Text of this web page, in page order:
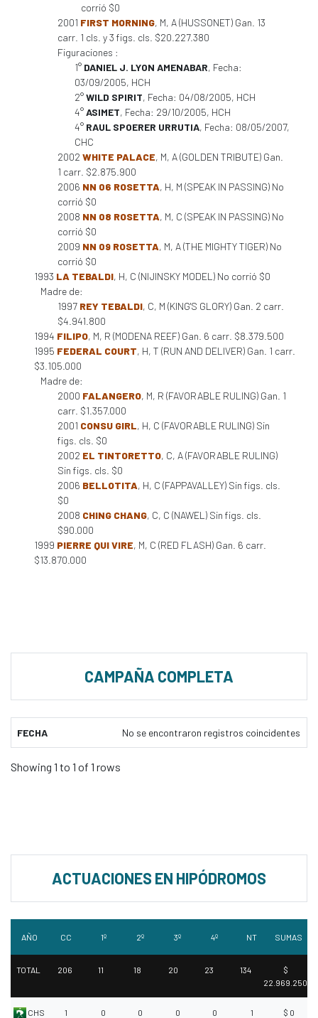
corrió $0
2001 FIRST MORNING, M, A (HUSSONET) Gan. 13
carr. 1 cls. y 3 figs. cls. $20.227.380
Figuraciones :
1° DANIEL J. LYON AMENABAR, Fecha:
03/09/2005, HCH
2°WILD SPIRIT, Fecha: 04/08/2005, HCH
4°ASIMET, Fecha: 29/10/2005, HCH
4° RAUL SPOERER URRUTIA, Fecha: 08/05/2007,
CHC
2002 WHITE PALACE, M, A (GOLDEN TRIBUTE) Gan.
1 carr. $2.875.900
2006 NN 06 ROSETTA, H, M (SPEAK IN PASSING) No
corrió $0
2008 NN 08 ROSETTA, M, C (SPEAK IN PASSING) No
corrió $0
2009 NN 09 ROSETTA, M, A (THE MIGHTY TIGER) No
corrió $0
1993 LA TEBALDI, H, C (NIJINSKY MODEL) No corrió $0
Madre de:
1997 REY TEBALDI, C, M (KING'S GLORY) Gan. 2 carr.
$4.941.800
1994 FILIPO, M, R (MODENA REEF) Gan. 6 carr. $8.379.500
1995 FEDERAL COURT, H, T (RUN AND DELIVER) Gan. 1 carr.
$3.105.000
Madre de:
2000 FALANGERO, M, R (FAVORABLE RULING) Gan. 1
carr. $1.357.000
2001 CONSU GIRL, H, C (FAVORABLE RULING) Sin
figs. cls. $0
2002 EL TINTORETTO, C, A (FAVORABLE RULING)
Sin figs. cls. $0
2006 BELLOTITA, H, C (FAPPAVALLEY) Sin figs. cls.
$0
2008 CHING CHANG, C, C (NAWEL) Sin figs. cls.
$90.000
1999 PIERRE QUI VIRE, M, C (RED FLASH) Gan. 6 carr.
$13.870.000
CAMPAÑA COMPLETA
FECHA No se encontraron registros coincidentes
Showing 1 to 1 of 1 rows
ACTUACIONES EN HIPÓDROMOS
AÑO CC 1º 2º 3º 4º NT SUMAS
TOTAL 206 11 18 20 23 134
$
22.969.250
CHS 1 0 0 0 0 1 $ 0